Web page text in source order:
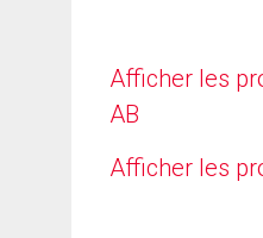
Afficher les
AB
Afficher les